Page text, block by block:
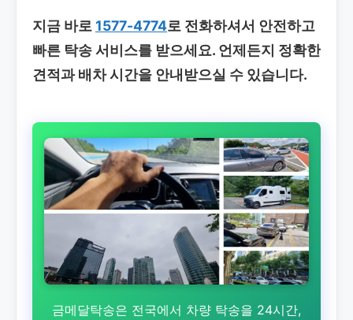
지금 바로 1577-4774로 전화하셔서 안전하고
빠른 탁송 서비스를 받으세요. 언제든지 정확한
견적과 배차 시간을 안내받으실 수 있습니다.
금메달탁송은 전국에서 차량 탁송을 24시간,